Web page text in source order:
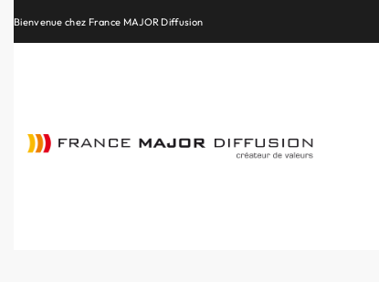
Retrouvez les plus belles marques de la HiFi, de l’intégration et du Home Cinéma